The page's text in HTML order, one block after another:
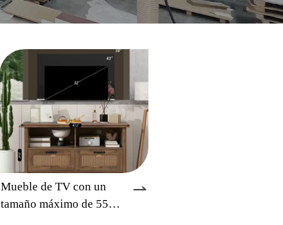
Mueble de TV con un
tamaño máximo de 55
⇀